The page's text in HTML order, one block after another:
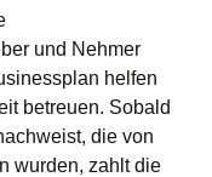
und Nehmer
helfen
betreuen. Sobald
die von
wurden, zahlt die